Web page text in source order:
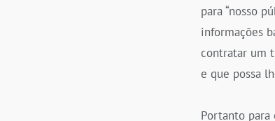
para “nosso
informações
contratar um
e que possa
Portanto para